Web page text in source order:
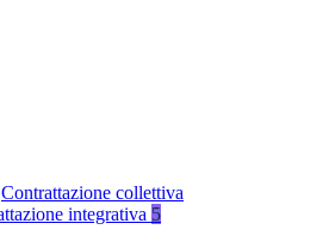
Contrattazione collettiva
integrativa 5